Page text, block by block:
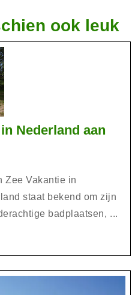
ook leuk
Nederland aan
Zee Vakantie in
staat bekend om zijn
badplaatsen, ...